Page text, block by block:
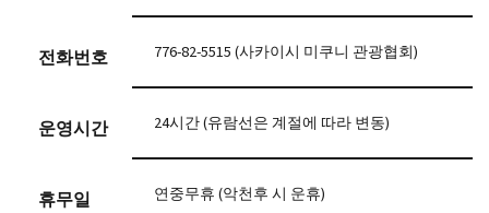
전화번호 776-82-5515 (사카이시 미쿠니 관광협회)
운영시간 24시간 (유람선은 계절에 따라 변동)
휴무일 연중무휴 (악천후 시 운휴)